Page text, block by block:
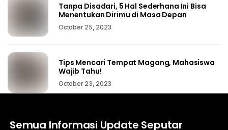
Tanpa Disadari, 5 Hal Sederhana Ini Bisa
Menentukan Dirimu di Masa Depan
October 25, 2023
Tips Mencari Tempat Magang, Mahasiswa
Wajib Tahu!
October 23, 2023
Semua Informasi Update Seputar